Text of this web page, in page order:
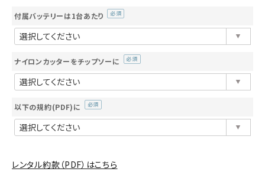
付属バッテリーは1台あたり
ナイロンカッターをチップソーに
以下の規約(PDF)に
レンタル約款（PDF）はこちら